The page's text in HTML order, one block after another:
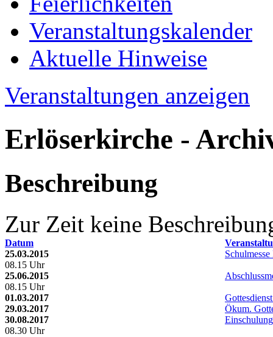
Veranstaltungskalender
Aktuelle Hinweise
Veranstaltungen anzeigen
Erlöserkirche -
Beschreibung
Zur Zeit keine
Datum
25.03.2015
08.15 Uhr
25.06.2015
08.15 Uhr
01.03.2017
29.03.2017
Ökum.
30.08.2017
08.30 Uhr